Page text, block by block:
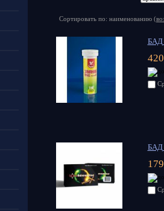
Сортировать по: наименованию (
БАД
БАД